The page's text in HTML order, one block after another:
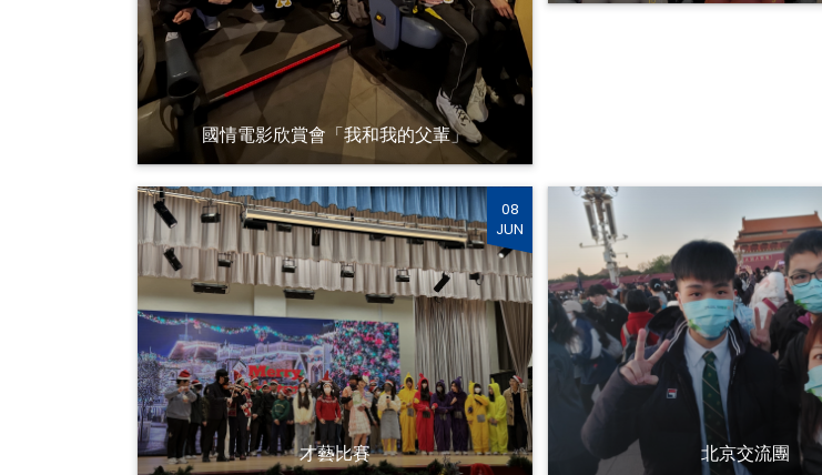
國情電影欣賞會「我和我的父輩」
才藝比賽
08
JUN
北京交流團